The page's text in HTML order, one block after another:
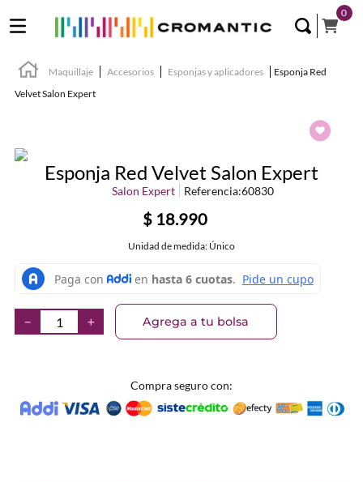
0
Maquillaje Accesorios Esponjas y aplicadores
Esponja Red
Velvet Salon Expert
Esponja Red Velvet Salon Expert
Salon Expert Referencia:60830
$ 18.990
Unidad de medida: Único
＋
－ Agrega a tu bolsa
Compra seguro con: